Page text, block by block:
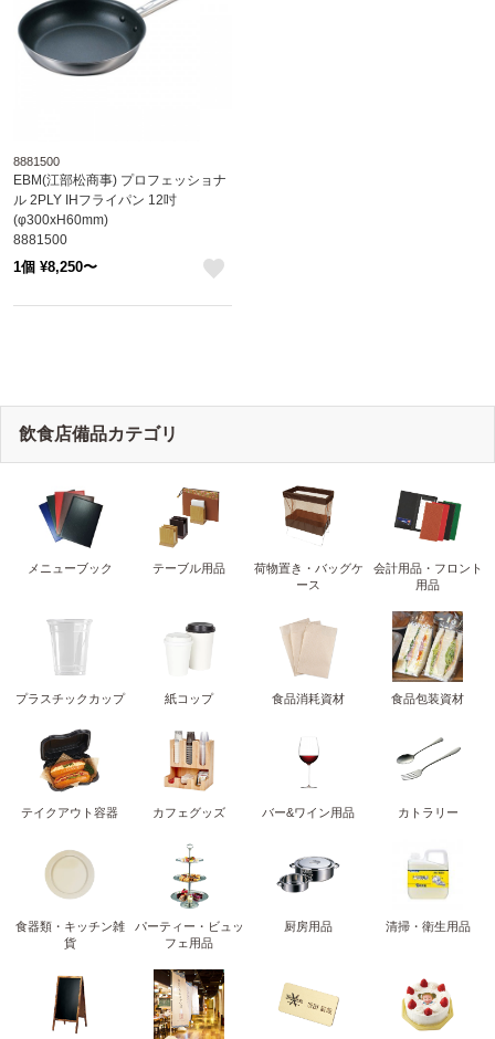
8881500
EBM(江部松商事) プロフェッショナ
ル 2PLY IHフライパン 12吋
(φ300xH60mm)
8881500
1個 ¥8,250〜
飲食店備品カテゴリ
メニューブック テーブル用品
荷物置き・バッグケ
ース
会計用品・フロント
用品
プラスチックカップ 紙コップ 食品消耗資材 食品包装資材
テイクアウト容器 カフェグッズ バー&ワイン用品 カトラリー
食器類・キッチン雑
貨
パーティー・ビュッ
フェ用品
厨房用品 清掃・衛生用品